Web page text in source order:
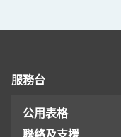
服務台
公用表格
聯絡及支援